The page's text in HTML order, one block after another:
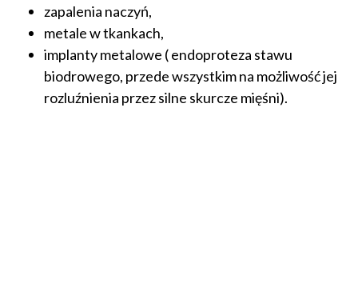
zapalenia naczyń,
metale w tkankach,
implanty metalowe ( endoproteza stawu
biodrowego, przede wszystkim na możliwość jej
rozluźnienia przez silne skurcze mięśni).